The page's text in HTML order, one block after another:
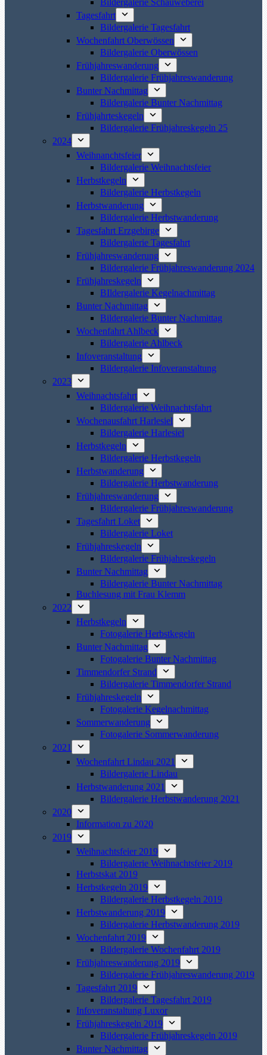
Bildergalerie Schauweberei
Tagesfahrt
Bildergalerie Tagesfahrt
Wochenfahrt Oberwössen
Bildergalerie Oberwössen
Frühjahreswanderung
Bildergalerie Frühjahreswanderung
Bunter Nachmittag
Bildergalerie Bunter Nachmittag
Frühjahrteskegeln
Bildergalerie Frühjahreskegeln 25
2024
Weihnanchtsfeier
Bildergalerie Weihnachtsfeier
Herbstkegeln
Bildergalerie Herbstkegeln
Herbstwanderung
Bildergalerie Herbstwanderung
Tagesfahrt Erzgebirge
Bildergalerie Tagesfahrt
Frühjahreswanderung
Bildergalerie Frühjahreswanderung 2024
Frühjahreskegeln
BIldergalerie Kegelnachmittag
Bunter Nachmittag
Bildergalerie Bunter Nachmittag
Wochenfahrt Ahlbeck
Bildergalerie Ahlbeck
Infoveranstaltung
Bildergalerie Infoveranstaltung
2023
Weihnachtsfahrt
Bildergalerie Weihnachtsfahrt
Wochenausfahrt Harlesiel
Bildergalerie Harlesiel
Herbstkegeln
Bildergalerie Herbstkegeln
Herbstwanderung
Bildergalerie Herbstwanderung
Frühjahreswanderung
Bildergalerie Frühjahreswanderung
Tagesfahrt Loket
Bildergalerie Loket
Frühjahreskegeln
Bildergalerie Frühjahreskegeln
Bunter Nachmittag
Bildergalerie Bunter Nachmittag
Buchlesung mit Frau Klemm
2022
Herbstkegeln
Fotogalerie Herbstkegeln
Bunter Nachmittag
Fotogalerie Bunter Nachmittag
Timmendorfer Strand
Bildergalerie Timmendorfer Strand
Frühjahreskegeln
Fotogalerie Kegelnachmittag
Sommerwanderung
Fotogalerie Sommerwanderung
2021
Wochenfahrt Lindau 2021
Bildergalerie Lindau
Herbstwanderung 2021
Bildergalerie Herbstwanderung 2021
2020
Information zu 2020
2019
Weihnachtsfeier 2019
Bildergalerie Weihnachtsfeier 2019
Herbstskat 2019
Herbstkegeln 2019
Bildergalerie Herbstkegeln 2019
Herbstwanderung 2019
Bildergalerie Herbstwanderung 2019
Wochenfahrt 2019
Bildergalerie Wochenfahrt 2019
Frühjahreswanderung 2019
Bildergalerie Frühjahreswanderung 2019
Tagesfahrt 2019
Bildergalerie Tagesfahrt 2019
Infoveranstaltung Luxor
Frühjahreskegeln 2019
Bildergalerie Frühjahreskegeln 2019
Bunter Nachmittag